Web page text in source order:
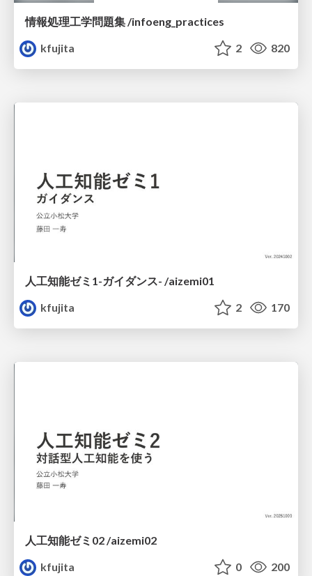
情報処理工学問題集 /infoeng_practices
kfujita
2 820
人工知能ゼミ1-ガイダンス- /aizemi01
kfujita
2 170
人工知能ゼミ02 /aizemi02
kfujita
0 200